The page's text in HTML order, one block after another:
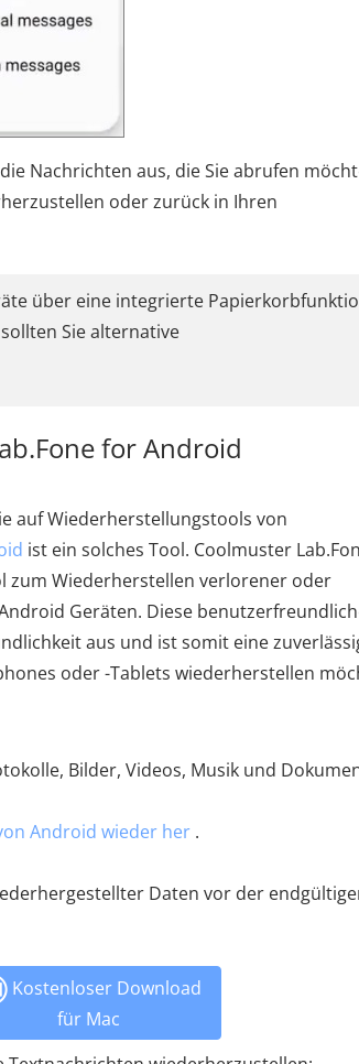
Nachrichten aus, die Sie abrufen
oder zurück in Ihren
über eine integrierte
Sie alternative
for Android
auf Wiederherstellungstools von
ist ein solches Tool. Coolmuster
zum Wiederherstellen verlorener oder
Geräten. Diese
aus und ist somit eine
oder -Tablets wiederherstellen
Bilder, Videos, Musik und
Android wieder her .
Daten vor der
Kostenloser Download
für Mac